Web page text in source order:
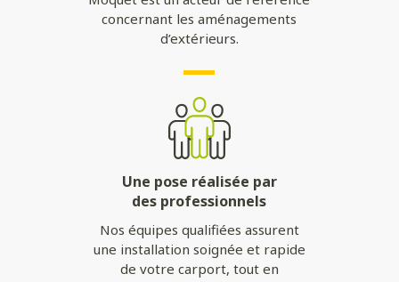
concernant les aménagements
d’extérieurs.
Une pose réalisée par
des professionnels
Nos équipes qualifiées assurent
une installation soignée et rapide
de votre carport, tout en